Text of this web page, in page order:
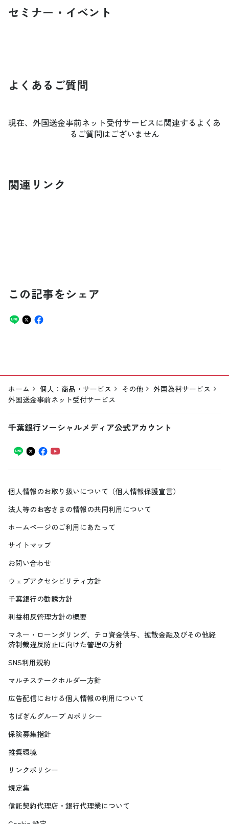
セミナー・イベント
よくあるご質問
現在、外国送金事前ネット受付サービスに関連するよくあ
るご質問はございません
関連リンク
この記事をシェア
ホーム 個人：商品・サービス その他
外国為替サービス
外国送金事前ネット受付サービス
千葉銀行ソーシャルメディア公式アカウント
個人情報のお取り扱いについて（個人情報保護宣言）
法人等のお客さまの情報の共同利用について
ホームページのご利用にあたって
サイトマップ
お問い合わせ
ウェブアクセシビリティ方針
千葉銀行の勧誘方針
利益相反管理方針の概要
マネー・ローンダリング、テロ資金供与、拡散金融及びその他経
済制裁違反防止に向けた管理の方針
SNS利用規約
マルチステークホルダー方針
広告配信における個人情報の利用について
ちばぎんグループ AIポリシー
保険募集指針
推奨環境
リンクポリシー
規定集
信託契約代理店・銀行代理業について